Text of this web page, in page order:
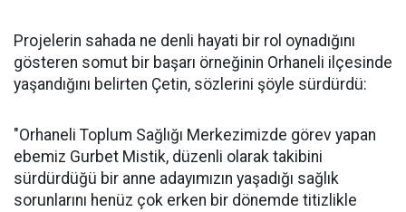
Projelerin sahada ne denli hayati bir rol oynadığını
gösteren somut bir başarı örneğinin Orhaneli ilçesinde
yaşandığını belirten Çetin, sözlerini şöyle sürdürdü:
"Orhaneli Toplum Sağlığı Merkezimizde görev yapan
ebemiz Gurbet Mistik, düzenli olarak takibini
sürdürdüğü bir anne adayımızın yaşadığı sağlık
sorunlarını henüz çok erken bir dönemde titizlikle